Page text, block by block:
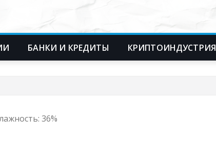
БАНКИ И КРЕДИТЫ КРИПТОИНДУСТРИЯ
36%